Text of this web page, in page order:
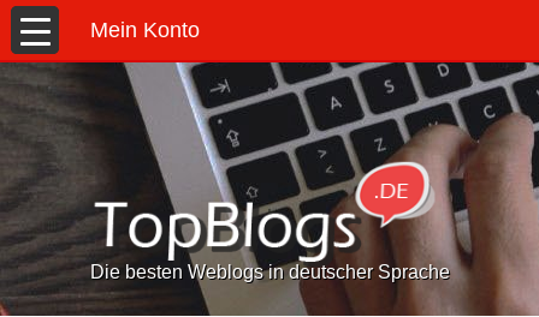
Mein Konto
Die besten Weblogs in deutscher Sprache